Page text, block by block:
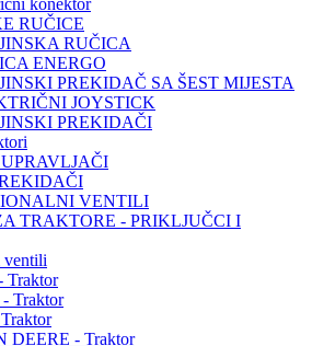
konektor
RUČICE
RUČICA
ENERGO
PREKIDAČ SA ŠEST MIJESTA
JOYSTICK
PREKIDAČI
VENTILI
TRAKTORE - PRIKLJUČCI I
ventili
Traktor
Traktor
DEERE - Traktor